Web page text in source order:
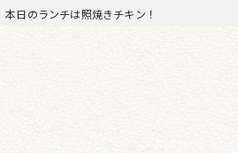
本日のランチは照焼きチキン！